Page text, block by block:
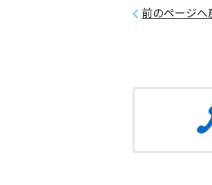
前のページへ